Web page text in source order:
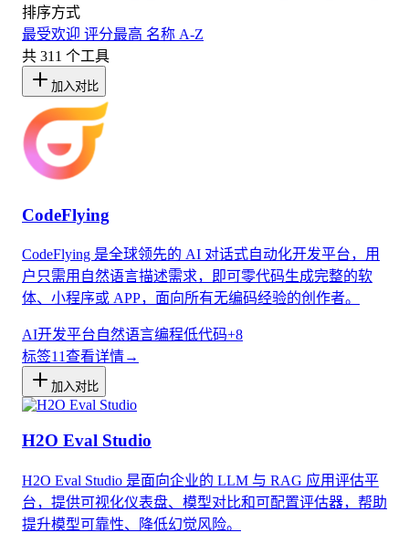
排序方式
最受欢迎 评分最高 名称 A-Z
共 311 个工具
加入对比
CodeFlying
CodeFlying 是全球领先的 AI 对话式自动化开发平台，用
户只需用自然语言描述需求，即可零代码生成完整的软
体、小程序或 APP，面向所有无编码经验的创作者。
AI开发平台自然语言编程低代码+8
标签11查看详情→
加入对比
H2O Eval Studio
H2O Eval Studio 是面向企业的 LLM 与 RAG 应用评估平
台，提供可视化仪表盘、模型对比和可配置评估器，帮助
提升模型可靠性、降低幻觉风险。